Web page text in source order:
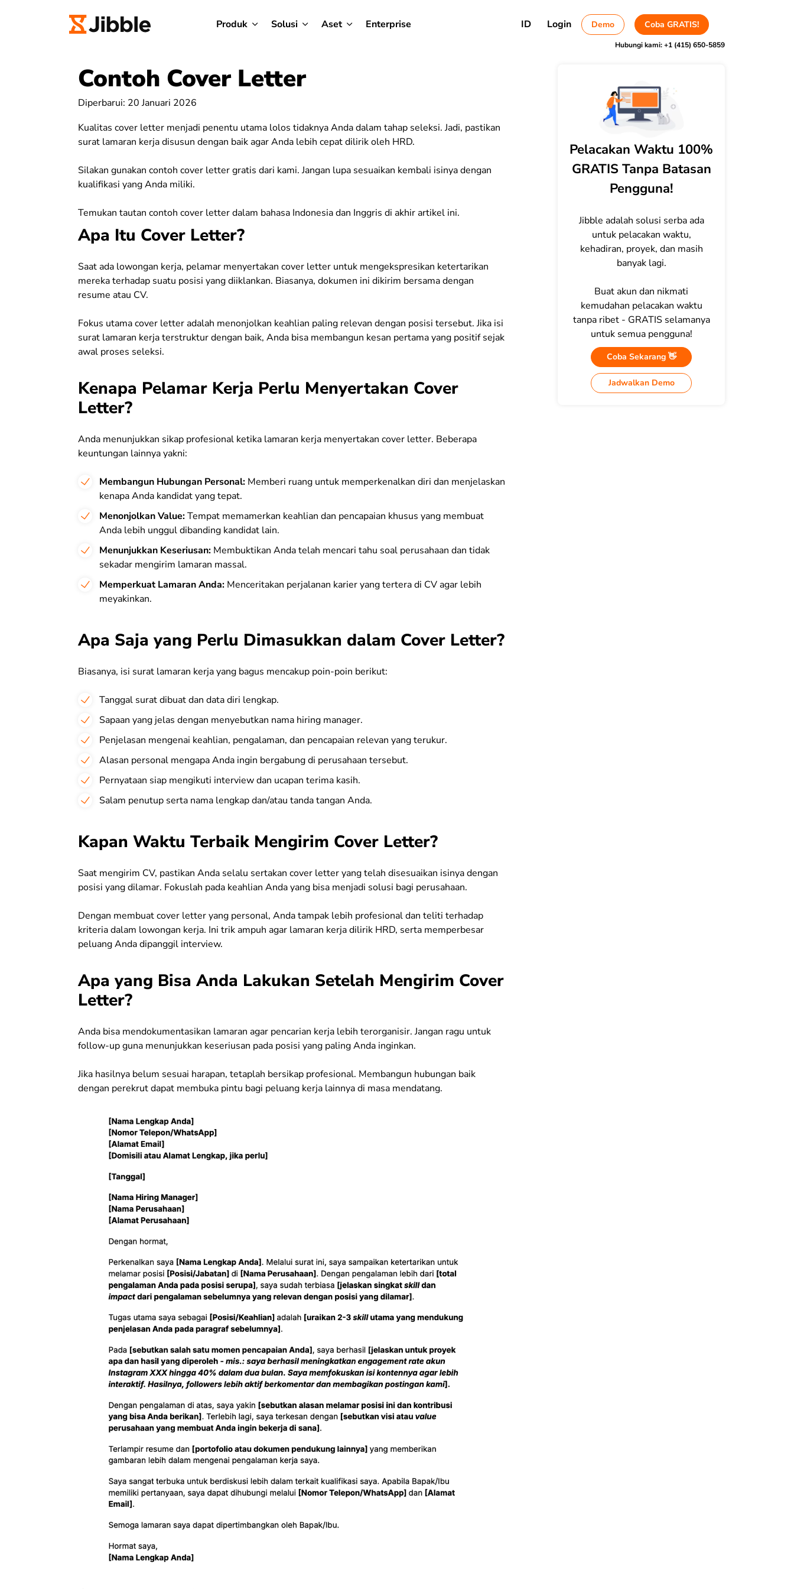
Produk Solusi Aset Enterprise ID Login Demo Coba GRATIS!
Hubungi kami:+1 (415) 650-5859
Contoh Cover Letter
Diperbarui: 20 Januari 2026
Kualitas cover letter menjadi penentu utama lolos tidaknya Anda dalam tahap seleksi. Jadi, pastikan
surat lamaran kerja disusun dengan baik agar Anda lebih cepat dilirik oleh HRD.
Silakan gunakan contoh cover letter gratis dari kami. Jangan lupa sesuaikan kembali isinya dengan
kualifikasi yang Anda miliki.
Temukan tautan contoh cover letter dalam bahasa Indonesia dan Inggris di akhir artikel ini.
Apa Itu Cover Letter?
Saat ada lowongan kerja, pelamar menyertakan cover letter untuk mengekspresikan ketertarikan
mereka terhadap suatu posisi yang diiklankan. Biasanya, dokumen ini dikirim bersama dengan
resume atau CV.
Fokus utama cover letter adalah menonjolkan keahlian paling relevan dengan posisi tersebut. Jika isi
surat lamaran kerja terstruktur dengan baik, Anda bisa membangun kesan pertama yang positif sejak
awal proses seleksi.
Kenapa Pelamar Kerja Perlu Menyertakan Cover
Letter?
Anda menunjukkan sikap profesional ketika lamaran kerja menyertakan cover letter. Beberapa
keuntungan lainnya yakni:
Membangun Hubungan Personal: Memberi ruang untuk memperkenalkan diri dan menjelaskan
kenapa Anda kandidat yang tepat.
Menonjolkan Value:Tempat memamerkan keahlian dan pencapaian khusus yang membuat
Anda lebih unggul dibanding kandidat lain.
Menunjukkan Keseriusan: Membuktikan Anda telah mencari tahu soal perusahaan dan tidak
sekadar mengirim lamaran massal.
Memperkuat Lamaran Anda: Menceritakan perjalanan karier yang tertera di CV agar lebih
meyakinkan.
Apa Saja yang Perlu Dimasukkan dalam Cover Letter?
Biasanya, isi surat lamaran kerja yang bagus mencakup poin-poin berikut:
Tanggal surat dibuat dan data diri lengkap.
Sapaan yang jelas dengan menyebutkan nama hiring manager.
Penjelasan mengenai keahlian, pengalaman, dan pencapaian relevan yang terukur.
Alasan personal mengapa Anda ingin bergabung di perusahaan tersebut.
Pernyataan siap mengikuti interview dan ucapan terima kasih.
Salam penutup serta nama lengkap dan/atau tanda tangan Anda.
Kapan Waktu Terbaik Mengirim Cover Letter?
Saat mengirim CV, pastikan Anda selalu sertakan cover letter yang telah disesuaikan isinya dengan
posisi yang dilamar. Fokuslah pada keahlian Anda yang bisa menjadi solusi bagi perusahaan.
Dengan membuat cover letter yang personal, Anda tampak lebih profesional dan teliti terhadap
kriteria dalam lowongan kerja. Ini trik ampuh agar lamaran kerja dilirik HRD, serta memperbesar
peluang Anda dipanggil interview.
Apa yang Bisa Anda Lakukan Setelah Mengirim Cover
Letter?
Anda bisa mendokumentasikan lamaran agar pencarian kerja lebih terorganisir. Jangan ragu untuk
follow-up guna menunjukkan keseriusan pada posisi yang paling Anda inginkan.
Jika hasilnya belum sesuai harapan, tetaplah bersikap profesional. Membangun hubungan baik
dengan perekrut dapat membuka pintu bagi peluang kerja lainnya di masa mendatang.
Pelacakan Waktu 100%
GRATIS Tanpa Batasan
Pengguna!
Jibble adalah solusi serba ada
untuk pelacakan waktu,
kehadiran, proyek, dan masih
banyak lagi.
Buat akun dan nikmati
kemudahan pelacakan waktu
tanpa ribet - GRATIS selamanya
untuk semua pengguna!
Coba Sekarang 👋
Jadwalkan Demo